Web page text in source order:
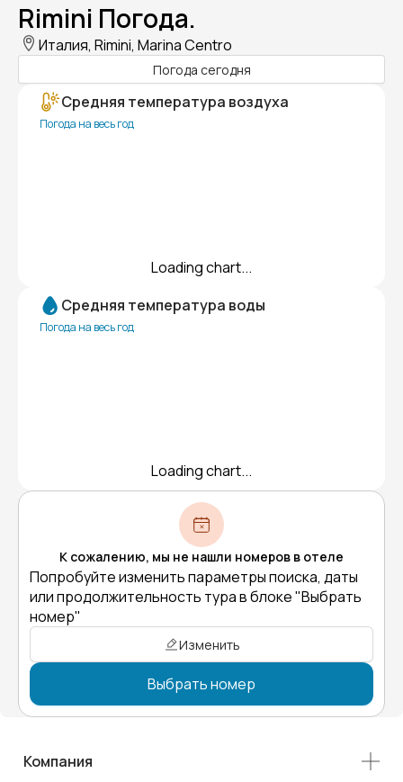
Rimini Погода.
Италия, Rimini, Marina Centro
Погода сегодня
Средняя температура воздуха
Погода на весь год
Loading chart...
Средняя температура воды
Погода на весь год
Loading chart...
К сожалению, мы не нашли номеров в отеле
Попробуйте изменить параметры поиска, даты
или продолжительность тура в блоке "Выбрать
номер"
Изменить
Выбрать номер
Компания